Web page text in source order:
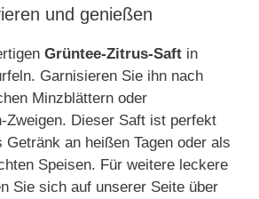
und genießen
Grüntee-Zitrus-Saft in
Garnisieren Sie ihn nach
Minzblättern oder
Zweigen. Dieser Saft ist perfekt
an heißen Tagen oder als
Speisen. Für weitere leckere
Sie sich auf unserer Seite über